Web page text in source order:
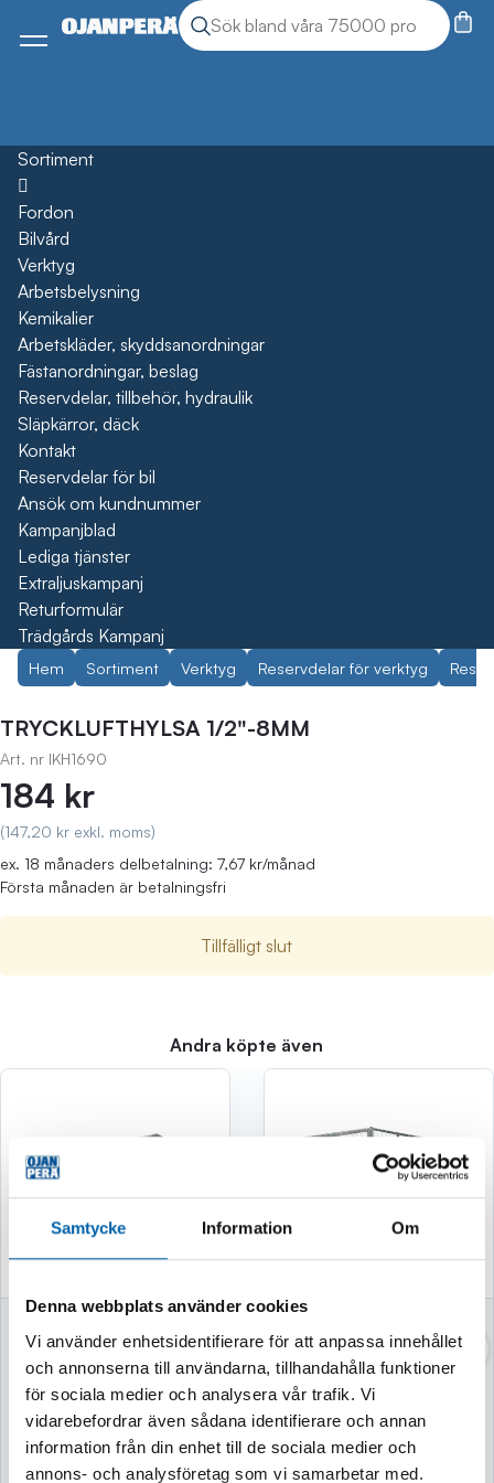
Samtycke Information Om
Denna webbplats använder cookies
Vi använder enhetsidentifierare för att anpassa innehållet
och annonserna till användarna, tillhandahålla funktioner
för sociala medier och analysera vår trafik. Vi
vidarebefordrar även sådana identifierare och annan
information från din enhet till de sociala medier och
annons- och analysföretag som vi samarbetar med.
Sök produkter
Sök
Meny
Sortiment
Öppna
Fordon
Bilvård
Verktyg
Arbetsbelysning
Kemikalier
Arbetskläder, skyddsanordningar
Fästanordningar, beslag
Reservdelar, tillbehör, hydraulik
Släpkärror, däck
Kontakt
Reservdelar för bil
Ansök om kundnummer
Kampanjblad
Lediga tjänster
Extraljuskampanj
Returformulär
Trädgårds Kampanj
Hem Sortiment Verktyg Reservdelar för verktyg
TRYCKLUFTHYLSA 1/2"-8MM
Art. nr IKH1690
184 kr
(147,20 kr exkl. moms)
ex. 18 månaders delbetalning: 7,67 kr/månad
Första månaden är betalningsfri
Tillfälligt slut
Andra köpte även
GARAGETÄLT
3X6X2,4 195G/M2
GRÅ
Finns i lager
SLÄPKÄRRA
GALLERGRINDAR
50CM
Finns i lager